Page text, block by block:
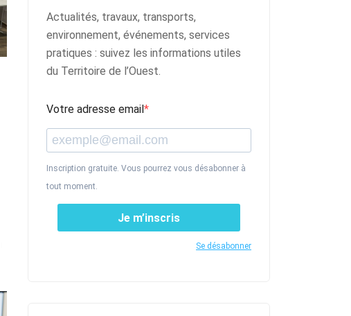
Actualités, travaux, transports,
environnement, événements, services
pratiques : suivez les informations utiles
du Territoire de l’Ouest.
Votre adresse email
Inscription gratuite. Vous pourrez vous désabonner à
tout moment.
Je m’inscris
Se désabonner